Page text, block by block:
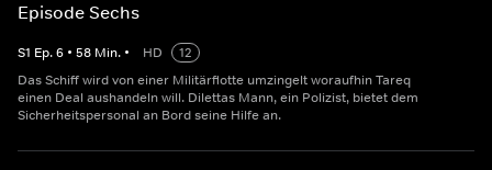
Episode Sechs
S1 Ep.6 • 58 Min. • HD
12
Das Schiff wird von einer Militärflotte umzingelt woraufhin Tareq
einen Deal aushandeln will. Dilettas Mann, ein Polizist, bietet dem
Sicherheitspersonal an Bord seine Hilfe an.